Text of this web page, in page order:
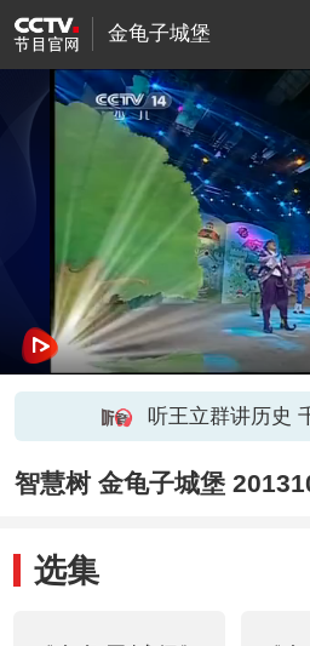
金龟子城堡
听王立群讲历史
智慧树 金龟子城堡
选集